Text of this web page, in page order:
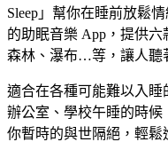
Sleep」幫你在睡前放鬆
的助眠音樂 App，提供六
森林、瀑布…等，讓人聽
適合在各種可能難以入
辦公室、學校午睡的時候
你暫時的與世隔絕，輕鬆